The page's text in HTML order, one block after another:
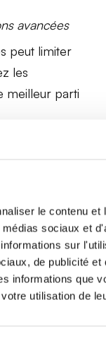
le contenu et
sociaux et
sur
de publicité et
informations que
utilisation de
avancées
peut limiter
les
meilleur parti
pour
Fin en